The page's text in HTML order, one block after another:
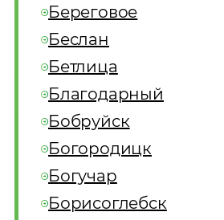
Береговое
Беслан
Бетлица
Благодарный
Бобруйск
Богородицк
Богучар
Борисоглебск